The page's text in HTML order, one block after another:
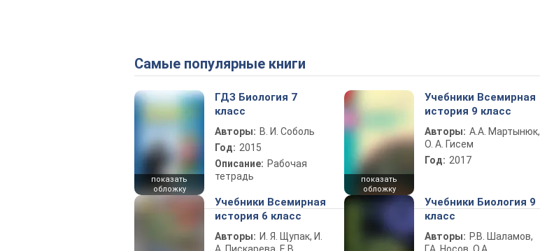
Самые популярные книги
показать
обложку
ГДЗ Биология 7
класс
Авторы: В. И. Соболь
Год: 2015
Описание: Рабочая
тетрадь
показать
обложку
Учебники Всемирная
история 9 класс
Авторы: А.А. Мартынюк,
О. А. Гисем
Год: 2017
Учебники Всемирная
история 6 класс
Авторы: И. Я. Щупак, И.
Учебники Биология 9
класс
Авторы: Р.В. Шаламов,